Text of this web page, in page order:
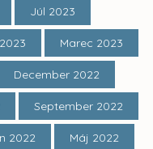
Júl 2023
Marec 2023
December 2022
September 2022
2022 Máj 2022